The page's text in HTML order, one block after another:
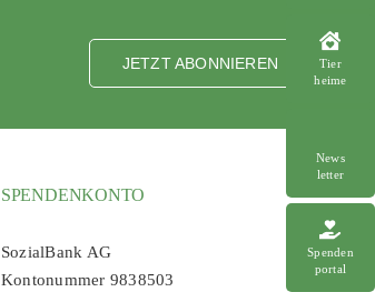
Tier
heime
News
letter
Spenden
portal
JETZT ABONNIEREN
SPENDENKONTO
SozialBank AG
Kontonummer 9838503